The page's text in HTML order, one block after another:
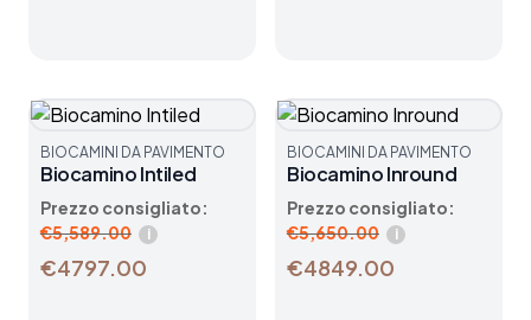
BIOCAMINI DA PAVIMENTO
Biocamino Intiled
Prezzo consigliato:
€5,589.00 i
€4797.00
BIOCAMINI DA PAVIMENTO
Biocamino Inround
Prezzo consigliato:
€5,650.00 i
€4849.00